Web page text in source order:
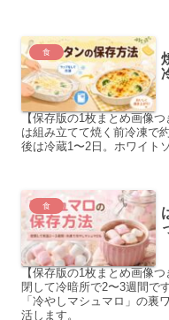
食
【保存版の1枚まとめ画像
は組み立てて焼く前冷凍で
後は冷蔵1〜2日。ホワイト
食
【保存版の1枚まとめ画像
閉して冷暗所で2〜3週間で
「冷やしマシュマロ」の裏
活します。